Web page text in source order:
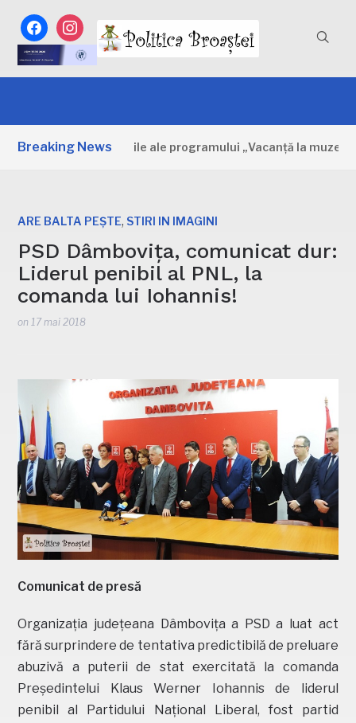
facebookinstagram
Breaking News
Primele zile ale programului „Vacanță la muzeu”
ARE BALTA PEȘTE, STIRI IN IMAGINI
PSD Dâmbovița, comunicat dur:
Liderul penibil al PNL, la
comanda lui Iohannis!
on 17 mai 2018
Comunicat de presă
Organizația județeana Dâmbovița a PSD a luat act
fără surprindere de tentativa predictibilă de preluare
abuzivă a puterii de stat exercitată la comanda
Președintelui Klaus Werner Iohannis de liderul
penibil al Partidului Național Liberal, fost partid